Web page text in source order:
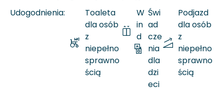
Udogodnienia:
Toaleta
dla osób
z
niepełno
sprawno
ścią
W
in
d
a
Świ
ad
cze
nia
dla
dzi
eci
Podjazd
dla osób
z
niepełno
sprawno
ścią